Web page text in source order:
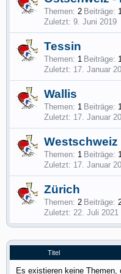
Themen: 2 Beiträge:
9. Juni 2019
Tessin
Themen: 1 Beiträge:
17. Januar
Wallis
Themen: 1 Beiträge:
17. Januar
Westschweiz
Themen: 1 Beiträge:
17. Januar
Zürich
Themen: 2 Beiträge:
22. Juli 2021
Titel
Es existieren keine Themen,